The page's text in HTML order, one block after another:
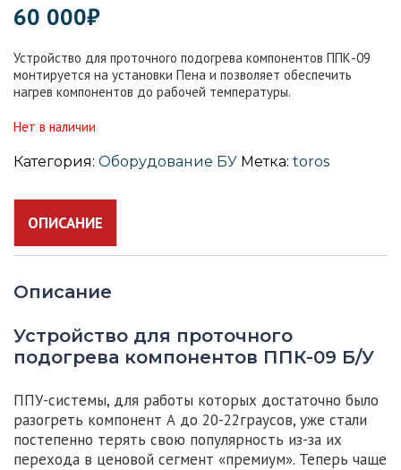
60 000₽
Устройство для проточного подогрева компонентов ППК-09
монтируется на установки Пена и позволяет обеспечить
нагрев компонентов до рабочей температуры.
Нет в наличии
Категория: Оборудование БУ Метка: toros
ОПИСАНИЕ
Описание
Устройство для проточного
подогрева компонентов ППК-09 Б/У
ППУ-системы, для работы которых достаточно было
разогреть компонент А до 20-22граусов, уже стали
постепенно терять свою популярность из-за их
перехода в ценовой сегмент «премиум». Теперь чаще